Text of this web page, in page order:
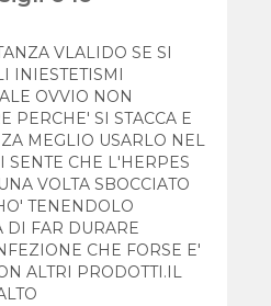
VLALIDO SE SI
INIESTETISMI
OVVIO NON
PERCHE' SI STACCA E
MEGLIO USARLO NEL
SENTE CHE L'HERPES
VOLTA SBOCCIATO
TENENDOLO
DI FAR DURARE
CHE FORSE E'
ALTRI PRODOTTI.IL